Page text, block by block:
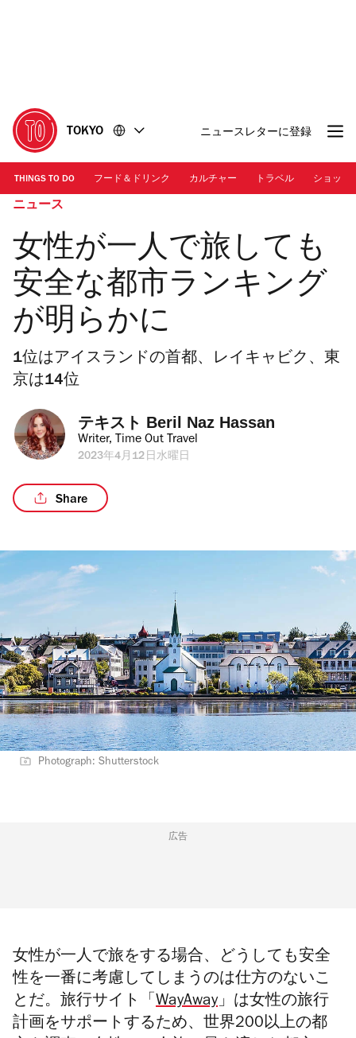
に
移
動
移
動
TOKYO ニュースレターに登録
THINGS TO DO フード＆ドリンク カルチャー トラベル ショッピ
ニュース
女性が一人で旅しても
安全な都市ランキング
が明らかに
1位はアイスランドの首都、レイキャビク、東
京は14位
テキスト Beril Naz Hassan
Writer, Time Out Travel
2023年4月12日水曜日
Share
Photograph: Shutterstock
広告
女性が一人で旅をする場合、どうしても安全
性を一番に考慮してしまうのは仕方のないこ
とだ。旅行サイト「 WayAway」は女性の旅行
計画をサポートするため、世界200以上の都